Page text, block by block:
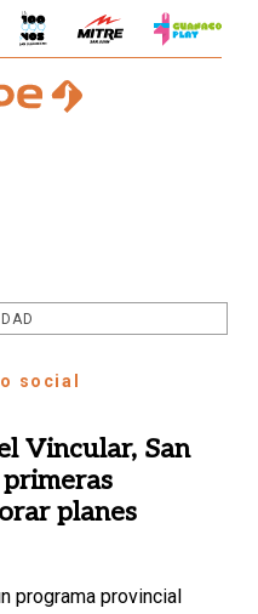
social
Vincular, San
planes
programa provincial